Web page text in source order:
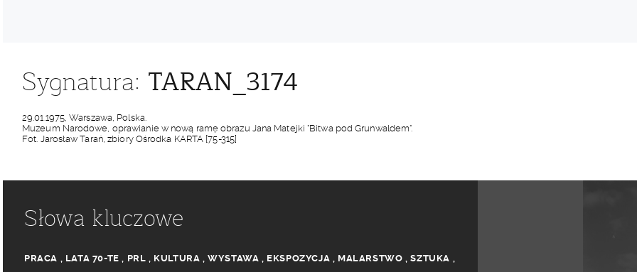
Sygnatura: TARAN_3174
29.01.1975, Warszawa, Polska.
Muzeum Narodowe, oprawianie w nową ramę obrazu Jana Matejki "Bitwa pod Grunwaldem".
Fot. Jarosław Tarań, zbiory Ośrodka KARTA [75-315]
Słowa kluczowe
PRACA , LATA 70-TE , PRL , KULTURA ,WYSTAWA , EKSPOZYCJA , MALARSTWO ,SZTUKA ,